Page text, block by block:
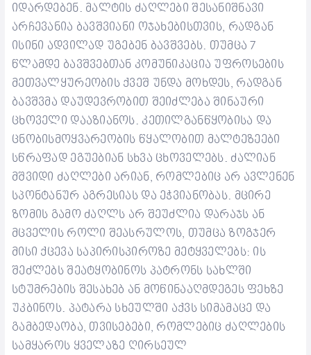
იდარდებენ. მალტის ძაღლები შესანიშნავი
არჩევანია ბავშვიანი ოჯახებისთვის, რადგან
ისინი ადვილად უგებენ ბავშვებს. თუმცა 7
წლამდე ბავშვებთან კომუნიკაცია უფროსების
მეთვალყურეობის ქვეშ უნდა მოხდეს, რადგან
ბავშვმა დაუდევრობით შეიძლება შინაური
ცხოველი დააზიანოს. კეთილგანწყობისა და
ცნობისმოყვარეობის წყალობით მალტეზეები
სწრაფად ეგუებიან სხვა ცხოველებს. ძალიან
მშვიდი ძაღლები არიან, რომლებიც არ ავლენენ
სპონტანურ აგრესიას და ეჭვიანობას. მცირე
ზომის გამო ძაღლს არ შეუძლია დარაჯს ან
მცველის როლი შეასრულოს, თუმცა ზოგჯერ
მისი ქცევა საპირისპიროზე მეტყველებს: ის
შეძლებს შეატყობინოს პატრონს სახლში
სტუმრების შესახებ ან მოწინააღმდეგეს ფეხზე
უკბინოს. პატარა სხეულში აქვს სიმამაცე და
გამბედაობა, თვისებები, რომლებიც ძაღლების
სამყაროს ყველაზე ღირსეულ